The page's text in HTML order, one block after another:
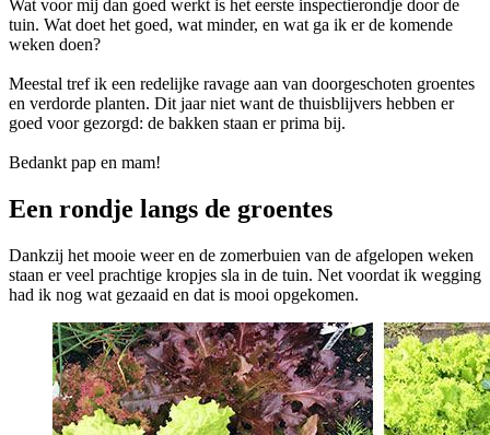
Wat voor mij dan goed werkt is het eerste inspectierondje door de
tuin. Wat doet het goed, wat minder, en wat ga ik er de komende
weken doen?
Meestal tref ik een redelijke ravage aan van doorgeschoten groentes
en verdorde planten. Dit jaar niet want de thuisblijvers hebben er
goed voor gezorgd: de bakken staan er prima bij.
Bedankt pap en mam!
Een rondje langs de groentes
Dankzij het mooie weer en de zomerbuien van de afgelopen weken
staan er veel prachtige kropjes sla in de tuin. Net voordat ik wegging
had ik nog wat gezaaid en dat is mooi opgekomen.